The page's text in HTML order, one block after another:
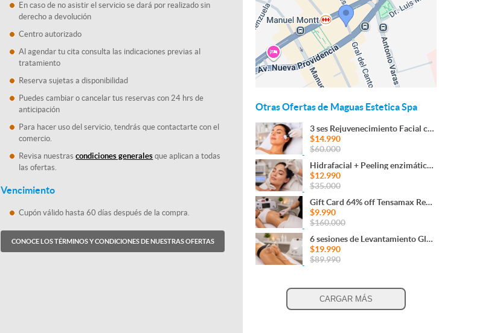
En caso de no asistir el servicio se dará por realizado sin
derecho a devolución
Centro autorizado
Al agendar tu cita consulta las indicaciones previas al
tratamiento
Reserva sujetas a disponibilidad
Puedes cambiar o cancelar tus reservas con 24 hrs de
anticipación
Para hacer uso del servicio, tendrás que contactarte con el
comercio.
Revisa nuestrascondiciones generales que aplican a todas
las ofertas.
Vencimiento
Cupón válido hasta 60 días después de la compra.
CONOCE LOS TÉRMINOS Y CONDICIONES DE NUESTRAS OFERTAS
Otras Ofertas de Maguas Estetica Spa
3 ses Rejuvenecimiento Facial con Radiofrecuencia
$14.990
$60.000
Hidrafacial + Peeling enzimático + Aparatología y más...
$12.990
$35.000
Gift Card 64% off Tensamax Reductivo - Reafirmante | 4 ses
$9.990
$160.000
6 sesiones de Levantamiento Glúteos con Copas Brasileñas
$19.990
$89.990
CARGAR MÁS